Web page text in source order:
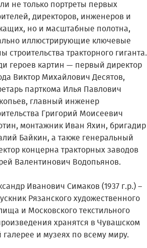
не только портреты первых
директоров, инженеров и
но и масштабные полотна,
иллюстрирующие ключевые
строительства тракторного гиганта.
героев картин — первый директор
Виктор Михайлович Десятов,
парткома Илья Павлович
главный инженер
Григорий Моисеевич
монтажник Иван Яхин, бригадир
Байкин, а также генеральный
концерна тракторных заводов
Валентинович Водопьянов.
Иванович Симаков (1937 г.р.) –
Рязанского художественного
и Московского текстильного
хранятся в Чувашском
галерее и музеях по всему миру.